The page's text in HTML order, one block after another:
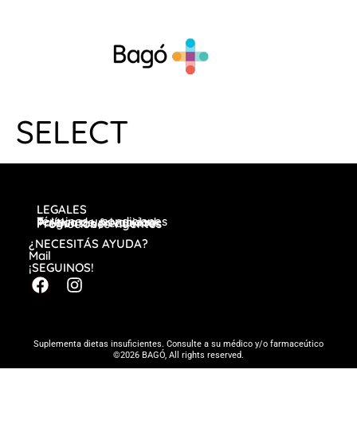
SELECT
LEGALES
Términos y condiciones
Política de privacidad
Preguntas frecuentes
Promociones vigentes
¿NECESITÁS AYUDA?
Mail
¡SEGUINOS!
Suplementa dietas insuficientes. Consulte a su médico y/o farmaceútico
©2026 BAGÓ, All rights reserved.